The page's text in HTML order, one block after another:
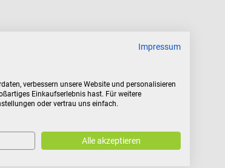
ohne offene Wunden
von 4.8 von 5 Sternen
Impressum
verbessern unsere Website und personalisieren
Einkaufserlebnis hast. Für weitere
oder vertrau uns einfach.
Alle akzeptieren